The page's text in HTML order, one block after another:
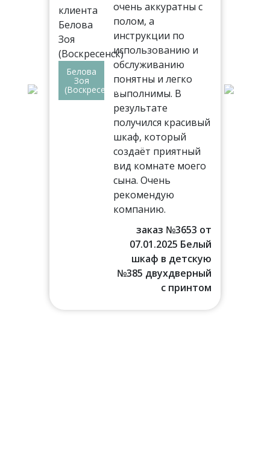
Белова
Зоя
(Воскресенск)
очень аккуратны с
полом, а
инструкции по
использованию и
обслуживанию
понятны и легко
выполнимы. В
результате
получился красивый
шкаф, который
создаёт приятный
вид комнате моего
сына. Очень
рекомендую
компанию.
заказ №3653 от
07.01.2025 Белый
шкаф в детскую
№385 двухдверный
с принтом